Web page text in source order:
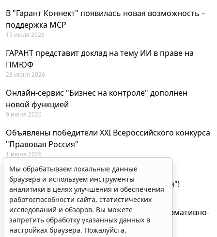
В "Гарант Коннект" появилась новая возможность –
поддержка MCP
15 июля 2026
ГАРАНТ представит доклад на тему ИИ в праве на
ПМЮФ
23 июня 2026
Онлайн-сервис "Бизнес на контроле" дополнен
новой функцией
9 июня 2026
Объявлены победители XXI Всероссийского конкурса
"Правовая Россия"
1 июня 2026
29 мая будут объявлены лауреаты XXI
Всероссийского конкурса "Правовая Россия"!
27 мая 2026
AI-ассистент Искра теперь анализирует нормативно-
техническую документацию
28 апреля 2026
Мы обрабатываем локальные данные
браузера и используем инструменты
аналитики в целях улучшения и обеспечения
работоспособности сайта, статистических
исследований и обзоров. Вы можете
запретить обработку указанных данных в
настройках браузера. Пожалуйста,